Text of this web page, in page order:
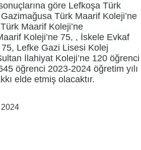
göre Lefkoşa Türk
Türk Maarif Koleji’ne
Maarif Koleji’ne
Koleji’ne 75, , İskele Evkaf
Lefke Gazi Lisesi Kolej
İlahiyat Koleji’ne 120 öğrenci
öğrenci 2023-2024 öğretim yılı
elde etmiş olacaktır.